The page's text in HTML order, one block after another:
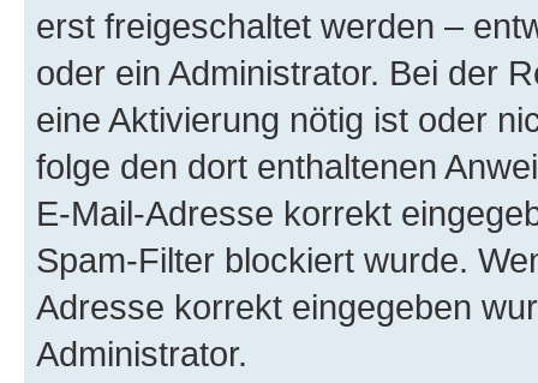
erst freigeschaltet werden –
oder ein Administrator. Bei der
eine Aktivierung nötig ist oder
folge den dort enthaltenen
E-Mail-Adresse korrekt
Spam-Filter blockiert wurde.
Adresse korrekt eingegeben
Administrator.